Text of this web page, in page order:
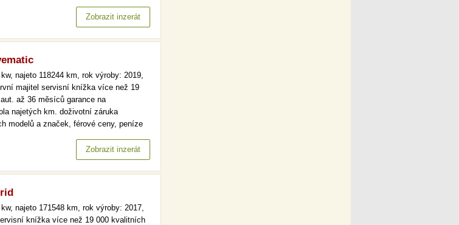
najetých km. doživotní záruka…
Zobrazit inzerát
najeto 118244 km, rok výroby: 2019,
majitel servisní knížka více než 19
až 36 měsíců garance na
najetých km. doživotní záruka
modelů a značek, férové ceny, peníze
stav vozu, kontrola najetých km.…
Zobrazit inzerát
najeto 171548 km, rok výroby: 2017,
knížka více než 19 000 kvalitních